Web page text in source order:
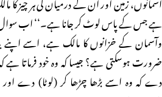
ہے جس کے پاس لوٹ کر جانا ہے۔‘‘ اب سوال یہ
وآسمان کے خزانوں کا مالک ہے، اسے
ضرورت ہوسکتی ہے؟ جیسا کہ وہ خود فرماتا
دے کہ وہ اسے بڑھا چڑھا کر (لوٹا) دے